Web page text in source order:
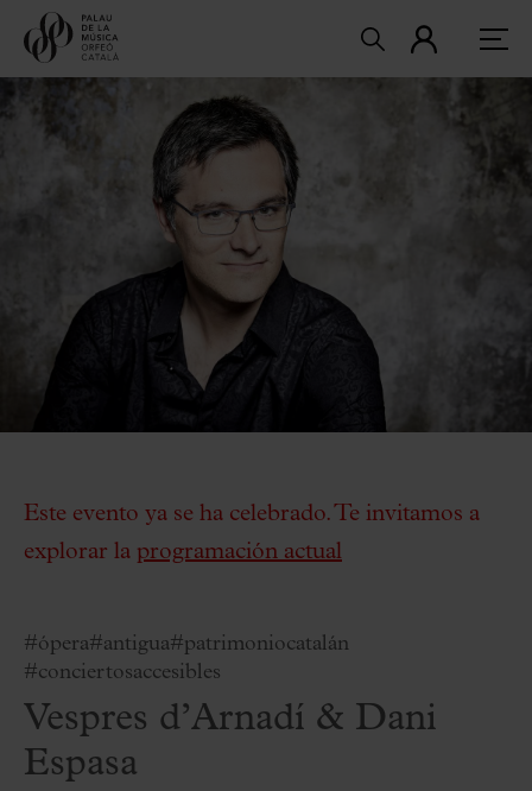
Este evento ya se ha celebrado. Te invitamos a
explorar la programación actual
#ópera#antigua#patrimoniocatalán
#conciertosaccesibles
Vespres d’Arnadí & Dani
Espasa